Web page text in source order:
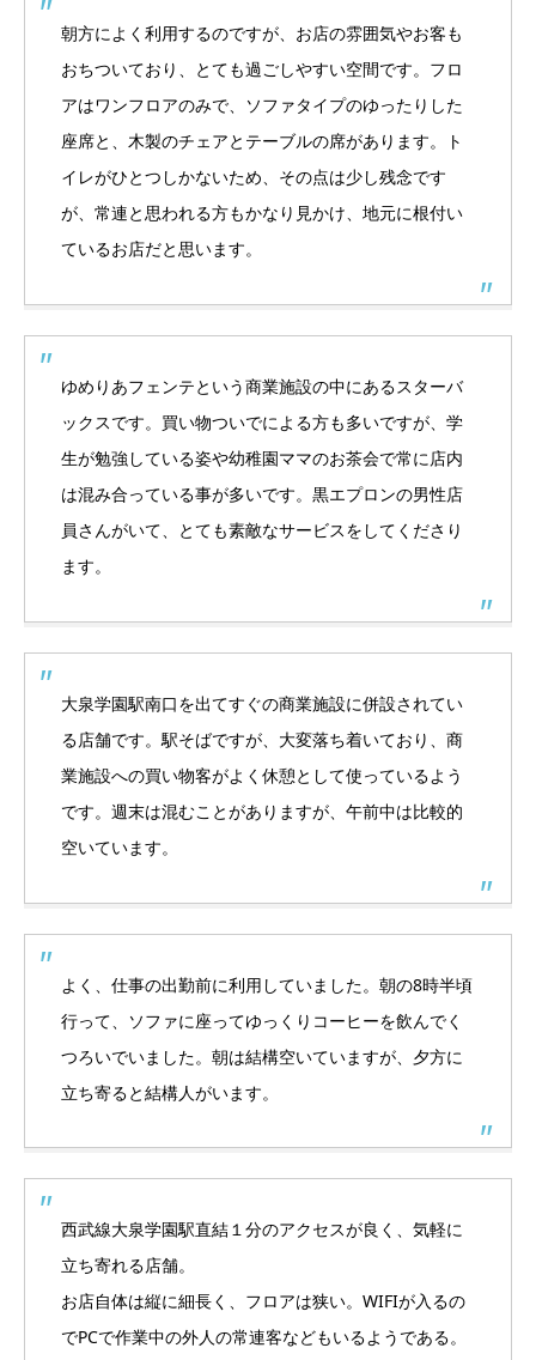
朝方によく利用するのですが、お店の雰囲気やお客も
おちついており、とても過ごしやすい空間です。フロ
アはワンフロアのみで、ソファタイプのゆったりした
座席と、木製のチェアとテーブルの席があります。ト
イレがひとつしかないため、その点は少し残念です
が、常連と思われる方もかなり見かけ、地元に根付い
ているお店だと思います。
ゆめりあフェンテという商業施設の中にあるスターバ
ックスです。買い物ついでによる方も多いですが、学
生が勉強している姿や幼稚園ママのお茶会で常に店内
は混み合っている事が多いです。黒エプロンの男性店
員さんがいて、とても素敵なサービスをしてくださり
ます。
大泉学園駅南口を出てすぐの商業施設に併設されてい
る店舗です。駅そばですが、大変落ち着いており、商
業施設への買い物客がよく休憩として使っているよう
です。週末は混むことがありますが、午前中は比較的
空いています。
よく、仕事の出勤前に利用していました。朝の8時半頃
行って、ソファに座ってゆっくりコーヒーを飲んでく
つろいでいました。朝は結構空いていますが、夕方に
立ち寄ると結構人がいます。
西武線大泉学園駅直結１分のアクセスが良く、気軽に
立ち寄れる店舗。
お店自体は縦に細長く、フロアは狭い。WIFIが入るの
でPCで作業中の外人の常連客などもいるようである。